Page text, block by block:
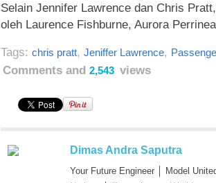
Selain Jennifer Lawrence dan Chris
oleh Laurence Fishburne, Aurora
Tags: chris pratt, Jeniffer Lawrence,
Comments and 2,543 views
Dimas Andra Saputra
Your Future Engineer │ Model